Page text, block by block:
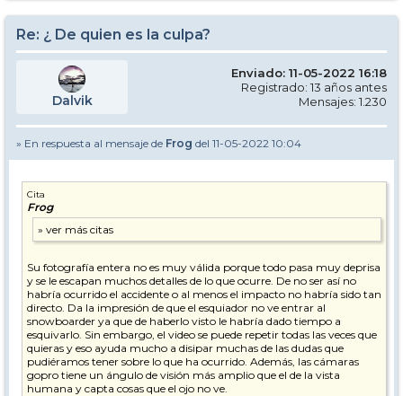
Re: ¿ De quien es la culpa?
Dalvik
Enviado: 11-05-2022 16:18
Registrado: 13 años antes
Mensajes: 1.230
» En respuesta al mensaje de Frog del 11-05-2022 10:04
Cita
Frog
Su fotografía entera no es muy válida porque todo pasa muy deprisa
y se le escapan muchos detalles de lo que ocurre. De no ser así no
habría ocurrido el accidente o al menos el impacto no habría sido tan
directo. Da la impresión de que el esquiador no ve entrar al
snowboarder ya que de haberlo visto le habría dado tiempo a
esquivarlo. Sin embargo, el video se puede repetir todas las veces que
quieras y eso ayuda mucho a disipar muchas de las dudas que
pudiéramos tener sobre lo que ha ocurrido. Además, las cámaras
gopro tiene un ángulo de visión más amplio que el de la vista
humana y capta cosas que el ojo no ve.